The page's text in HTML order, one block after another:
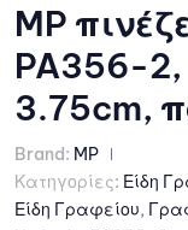
MP
PA356-2,
3.75cm,
Brand: MP
Κατηγορίες: Είδη
Είδη Γραφείου,